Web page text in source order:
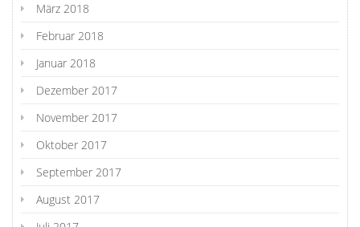
März 2018
Februar 2018
Januar 2018
Dezember 2017
November 2017
Oktober 2017
September 2017
August 2017